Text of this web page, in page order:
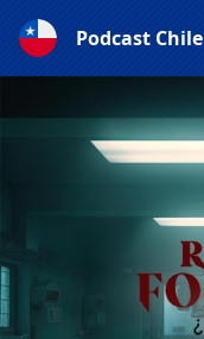
Podcast Chile